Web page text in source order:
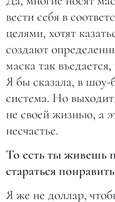
вести себя в
целями, хотят
создают
маска так
Я бы сказала, в шоу-
система. Но
не своей жизнью, а
несчастье.
То есть ты живешь
стараться
Я же не доллар,